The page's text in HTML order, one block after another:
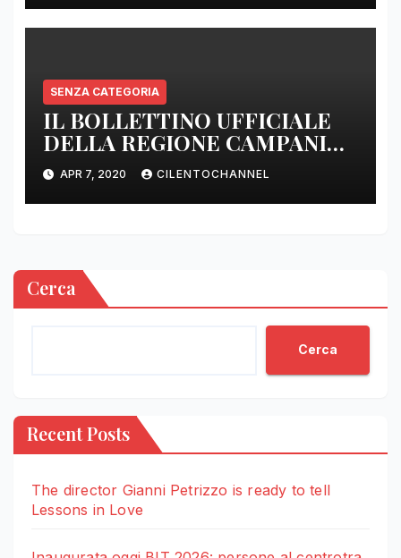
SENZA CATEGORIA
IL BOLLETTINO UFFICIALE
DELLA REGIONE CAMPANIA
DELLE ORE 22.00
APR 7, 2020 CILENTOCHANNEL
Cerca
Cerca
Recent Posts
The director Gianni Petrizzo is ready to tell
Lessons in Love